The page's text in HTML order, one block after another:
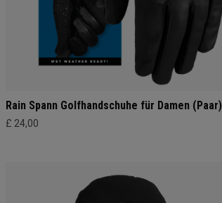
Rain Spann Golfhandschuhe für Damen (Paar)
£ 24,00